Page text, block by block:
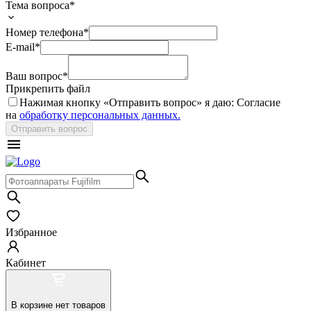
Тема вопроса*
Номер телефона*
E-mail*
Ваш вопрос*
Прикрепить файл
Нажимая кнопку «Отправить вопрос» я даю: Согласие
на обработку персональных данных.
Отправить вопрос
Избранное
Кабинет
В корзине нет товаров